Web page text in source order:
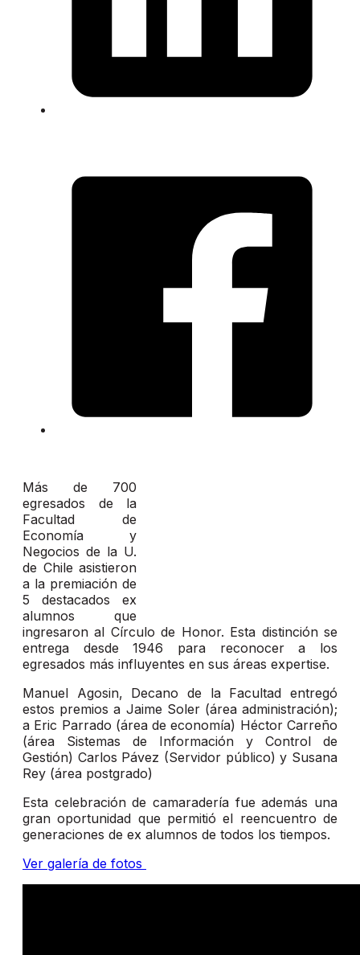
Más de 700
egresados de la
Facultad de
Economía y
Negocios de la U.
de Chile asistieron
a la premiación de
5 destacados ex
alumnos que
ingresaron al Círculo de Honor. Esta distinción se
entrega desde 1946 para reconocer a los
egresados más influyentes en sus áreas expertise.
Manuel Agosin, Decano de la Facultad entregó
estos premios a Jaime Soler (área administración);
a Eric Parrado (área de economía) Héctor Carreño
(área Sistemas de Información y Control de
Gestión) Carlos Pávez (Servidor público) y Susana
Rey (área postgrado)
Esta celebración de camaradería fue además una
gran oportunidad que permitió el reencuentro de
generaciones de ex alumnos de todos los tiempos.
Ver galería de fotos